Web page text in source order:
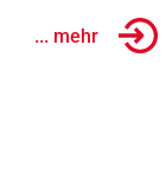
... mehr